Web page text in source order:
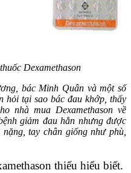
Dexamethason
bác Minh Quân và một số
hỏi tại sao bác đau khớp, thấy
nhà mua Dexamethason về
giảm đau hẳn nhưng được
tay chân giống như phù,
thiếu hiểu biết.